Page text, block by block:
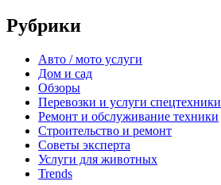
Рубрики
Авто / мото услуги
Дом и сад
Обзоры
Перевозки и услуги спецтехники
Ремонт и обслуживание техники
Строительство и ремонт
Советы эксперта
Услуги для животных
Trends